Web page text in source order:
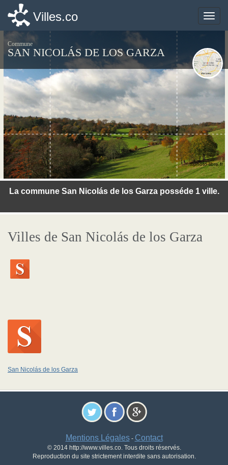
Toggle
Villes.co
Commune
SAN NICOLÁS DE LOS GARZA
La commune San Nicolás de los Garza posséde 1 ville.
©photo-libre.fr
Villes de San Nicolás de los Garza
San Nicolás de los Garza
Mentions Légales- Contact
© 2014 http://www.villes.co. Tous droits réservés.
Reproduction du site strictement interdite sans autorisation.
Toggle
Villes.co